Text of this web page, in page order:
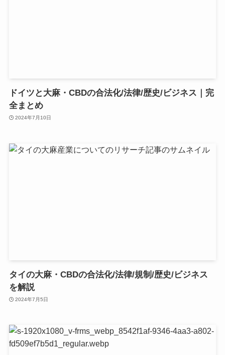
ドイツと大麻・CBDの合法化/法律/歴史/ビジネス｜完
全まとめ
2024年7月10日
タイの大麻・CBDの合法化/法律/規制/歴史/ビジネス
を解説
2024年7月5日